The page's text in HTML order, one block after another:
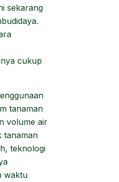
sekarang
cukup
tanaman
volume air
tanaman
teknologi
waktu